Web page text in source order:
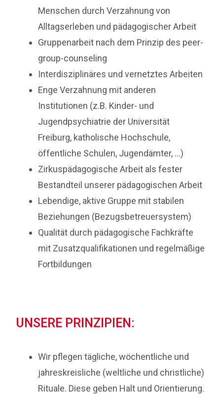
Menschen durch Verzahnung von
Alltagserleben und pädagogischer Arbeit
Gruppenarbeit nach dem Prinzip des peer-
group-counseling
Interdisziplinäres und vernetztes Arbeiten
Enge Verzahnung mit anderen
Institutionen (z.B. Kinder- und
Jugendpsychiatrie der Universität
Freiburg, katholische Hochschule,
öffentliche Schulen, Jugendämter, …)
Zirkuspädagogische Arbeit als fester
Bestandteil unserer pädagogischen Arbeit
Lebendige, aktive Gruppe mit stabilen
Beziehungen (Bezugsbetreuersystem)
Qualität durch pädagogische Fachkräfte
mit Zusatzqualifikationen und regelmäßige
Fortbildungen
UNSERE PRINZIPIEN:
Wir pflegen tägliche, wöchentliche und
jahreskreisliche (weltliche und christliche)
Rituale. Diese geben Halt und Orientierung.